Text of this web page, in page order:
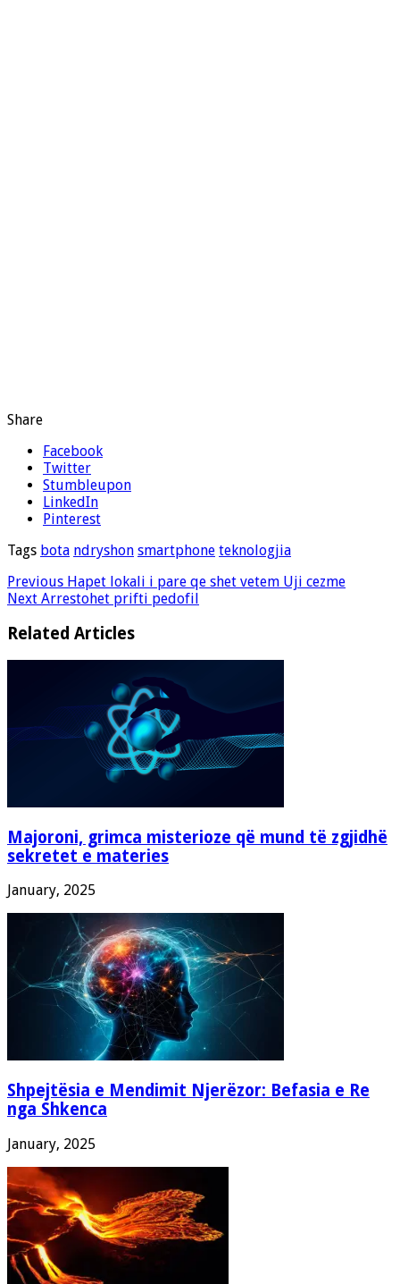
Share
Facebook
Twitter
Stumbleupon
LinkedIn
Pinterest
Tags bota ndryshon smartphone teknologjia
Previous Hapet lokali i pare qe shet vetem Uji cezme
Next Arrestohet prifti pedofil
Related Articles
Majoroni, grimca misterioze që mund të zgjidhë
sekretet e materies
January, 2025
Shpejtësia e Mendimit Njerëzor: Befasia e Re
nga Shkenca
January, 2025